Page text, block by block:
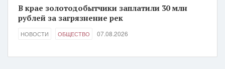
В крае золотодобытчики заплатили 30 млн
рублей за загрязнение рек
НОВОСТИ ОБЩЕСТВО 07.08.2026